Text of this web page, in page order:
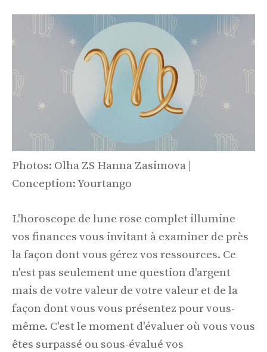
Photos: Olha ZS Hanna Zasimova |
Conception: Yourtango
L'horoscope de lune rose complet illumine
vos finances vous invitant à examiner de près
la façon dont vous gérez vos ressources. Ce
n'est pas seulement une question d'argent
mais de votre valeur de votre valeur et de la
façon dont vous vous présentez pour vous-
même. C'est le moment d'évaluer où vous vous
êtes surpassé ou sous-évalué vos